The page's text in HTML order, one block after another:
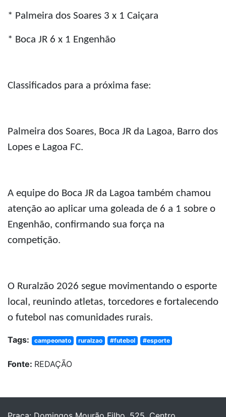
* Palmeira dos Soares 3 x 1 Caiçara
* Boca JR 6 x 1 Engenhão
Classificados para a próxima fase:
Palmeira dos Soares, Boca JR da Lagoa, Barro dos
Lopes e Lagoa FC.
A equipe do Boca JR da Lagoa também chamou
atenção ao aplicar uma goleada de 6 a 1 sobre o
Engenhão, confirmando sua força na
competição.
O Ruralzão 2026 segue movimentando o esporte
local, reunindo atletas, torcedores e fortalecendo
o futebol nas comunidades rurais.
Tags: campeonato ruralzao #futebol #esporte
Fonte: REDAÇÃO